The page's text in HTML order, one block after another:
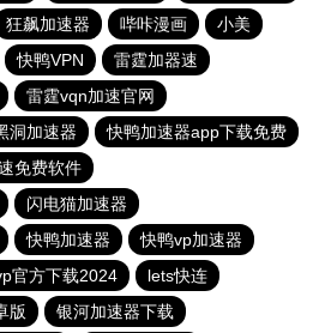
狂飙加速器 哔咔漫画
小美
快鸭VPN
雷霆加器速
雷霆vqn加速官网
洞加速器
快鸭加速器app下载免费
免费软件
闪电猫加速器
快鸭加速器
快鸭vp加速器
官方下载2024
lets快连
版 银河加速器下载